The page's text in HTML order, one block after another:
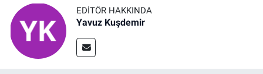
EDITÖR HAKKINDA
Yavuz Kuşdemir